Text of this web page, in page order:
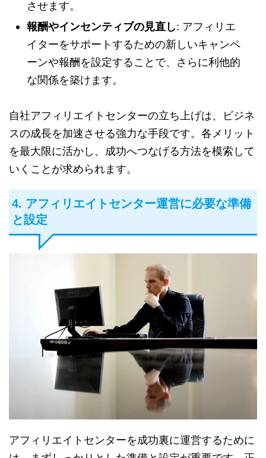
させます。
報酬やインセンティブの見直し: アフィリエ
イターをサポートするための新しいキャンペ
ーンや報酬を設定することで、さらに利他的
な関係を築けます。
自社アフィリエイトセンターの立ち上げは、ビジネ
スの成長を加速させる強力な手段です。各メリット
を最大限に活かし、成功へつなげる方法を模索して
いくことが求められます。
4. アフィリエイトセンター運営に必要な準備
と設定
アフィリエイトセンターを成功裏に運営するために